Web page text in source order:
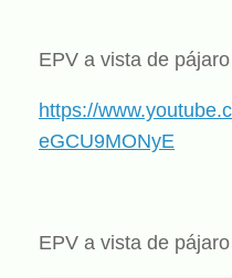
EPV a vista de
https://
eGCU9MONyE
EPV a vista de pájaro